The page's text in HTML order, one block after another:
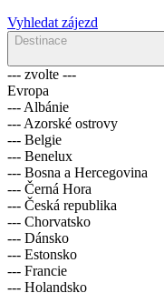
Vyhledat zájezd
Destinace
--- zvolte ---
Evropa
--- Albánie
--- Azorské ostrovy
--- Belgie
--- Benelux
--- Bosna a Hercegovina
--- Černá Hora
--- Česká republika
--- Chorvatsko
--- Dánsko
--- Estonsko
--- Francie
--- Holandsko